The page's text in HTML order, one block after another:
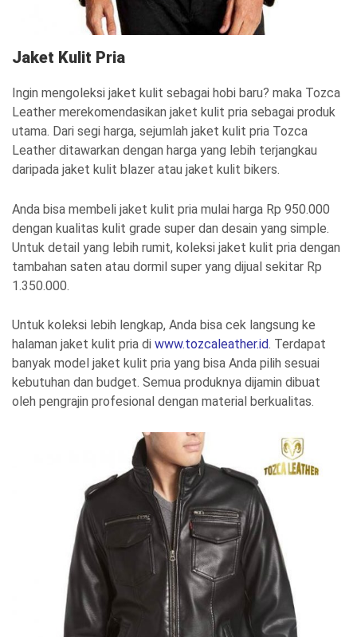
Jaket Kulit Pria
Ingin mengoleksi jaket kulit sebagai hobi baru? maka Tozca
Leather merekomendasikan jaket kulit pria sebagai produk
utama. Dari segi harga, sejumlah jaket kulit pria Tozca
Leather ditawarkan dengan harga yang lebih terjangkau
daripada jaket kulit blazer atau jaket kulit bikers.
Anda bisa membeli jaket kulit pria mulai harga Rp 950.000
dengan kualitas kulit grade super dan desain yang simple.
Untuk detail yang lebih rumit, koleksi jaket kulit pria dengan
tambahan saten atau dormil super yang dijual sekitar Rp
1.350.000.
Untuk koleksi lebih lengkap, Anda bisa cek langsung ke
halaman jaket kulit pria di www.tozcaleather.id. Terdapat
banyak model jaket kulit pria yang bisa Anda pilih sesuai
kebutuhan dan budget. Semua produknya dijamin dibuat
oleh pengrajin profesional dengan material berkualitas.